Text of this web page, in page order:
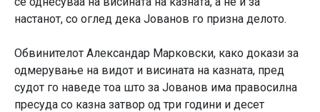
настанот, со оглед дека Јованов го призна делото.
Обвинителот Александар Марковски, како докази за
одмерување на видот и висината на казната, пред
судот го наведе тоа што за Јованов има правосилна
пресуда со казна затвор од три години и десет